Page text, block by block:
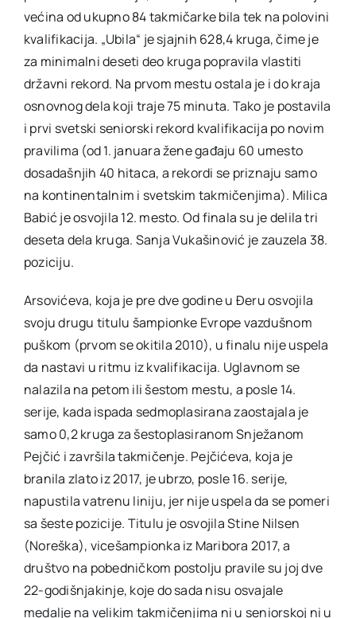
većina od ukupno 84 takmičarke bila tek na polovini
kvalifikacija. „Ubila“ je sjajnih 628,4 kruga, čime je
za minimalni deseti deo kruga popravila vlastiti
državni rekord. Na prvom mestu ostala je i do kraja
osnovnog dela koji traje 75 minuta. Tako je postavila
i prvi svetski seniorski rekord kvalifikacija po novim
pravilima (od 1. januara žene gađaju 60 umesto
dosadašnjih 40 hitaca, a rekordi se priznaju samo
na kontinentalnim i svetskim takmičenjima). Milica
Babić je osvojila 12. mesto. Od finala su je delila tri
deseta dela kruga. Sanja Vukašinović je zauzela 38.
poziciju.
Arsovićeva, koja je pre dve godine u Đeru osvojila
svoju drugu titulu šampionke Evrope vazdušnom
puškom (prvom se okitila 2010), u finalu nije uspela
da nastavi u ritmu iz kvalifikacija. Uglavnom se
nalazila na petom ili šestom mestu, a posle 14.
serije, kada ispada sedmoplasirana zaostajala je
samo 0,2 kruga za šestoplasiranom Snježanom
Pejčić i završila takmičenje. Pejčićeva, koja je
branila zlato iz 2017, je ubrzo, posle 16. serije,
napustila vatrenu liniju, jer nije uspela da se pomeri
sa šeste pozicije. Titulu je osvojila Stine Nilsen
(Noreška), vicešampionka iz Maribora 2017, a
društvo na pobedničkom postolju pravile su joj dve
22-godišnjakinje, koje do sada nisu osvajale
medalje na velikim takmičenjima ni u seniorskoj ni u